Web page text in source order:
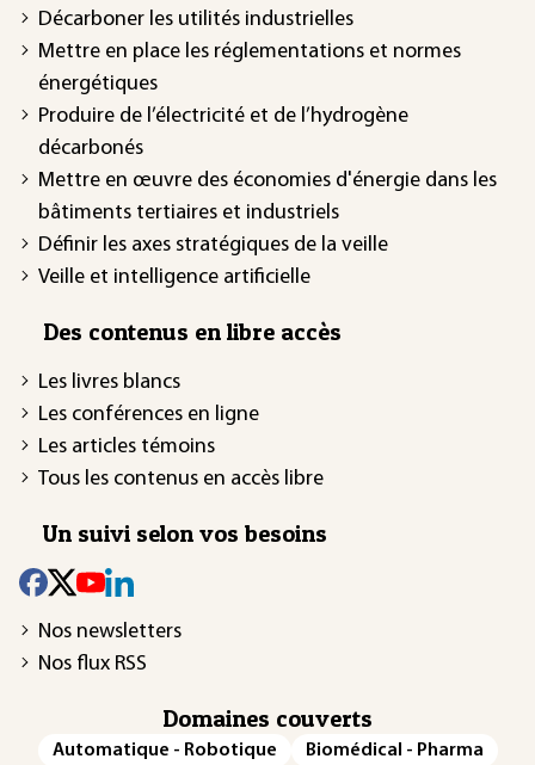
Décarboner les utilités industrielles
Mettre en place les réglementations et normes
énergétiques
Produire de l’électricité et de l’hydrogène
décarbonés
Mettre en œuvre des économies d'énergie dans les
bâtiments tertiaires et industriels
Définir les axes stratégiques de la veille
Veille et intelligence artificielle
Des contenus en libre accès
Les livres blancs
Les conférences en ligne
Les articles témoins
Tous les contenus en accès libre
Un suivi selon vos besoins
Nos newsletters
Nos flux RSS
Domaines couverts
Automatique - Robotique
Biomédical - Pharma